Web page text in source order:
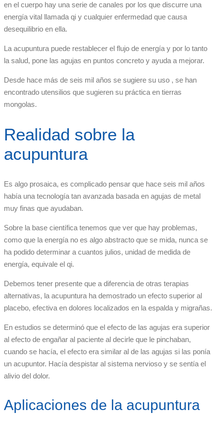
en el cuerpo hay una serie de canales por los que discurre una
energía vital llamada qi y cualquier enfermedad que causa
desequilibrio en ella.
La acupuntura puede restablecer el flujo de energía y por lo tanto
la salud, pone las agujas en puntos concreto y ayuda a mejorar.
Desde hace más de seis mil años se sugiere su uso , se han
encontrado utensilios que sugieren su práctica en tierras
mongolas.
Realidad sobre la
acupuntura
Es algo prosaica, es complicado pensar que hace seis mil años
había una tecnología tan avanzada basada en agujas de metal
muy finas que ayudaban.
Sobre la base científica tenemos que ver que hay problemas,
como que la energía no es algo abstracto que se mida, nunca se
ha podido determinar a cuantos julios, unidad de medida de
energía, equivale el qi.
Debemos tener presente que a diferencia de otras terapias
alternativas, la acupuntura ha demostrado un efecto superior al
placebo, efectiva en dolores localizados en la espalda y migrañas.
En estudios se determinó que el efecto de las agujas era superior
al efecto de engañar al paciente al decirle que le pinchaban,
cuando se hacía, el efecto era similar al de las agujas si las ponía
un acupuntor. Hacía despistar al sistema nervioso y se sentía el
alivio del dolor.
Aplicaciones de la acupuntura